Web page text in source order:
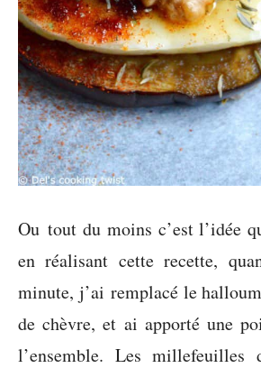
Ou tout du moins c’est l’idée
en réalisant cette recette,
minute, j’ai remplacé le
de chèvre, et ai apporté une
l’ensemble. Les millefeuilles